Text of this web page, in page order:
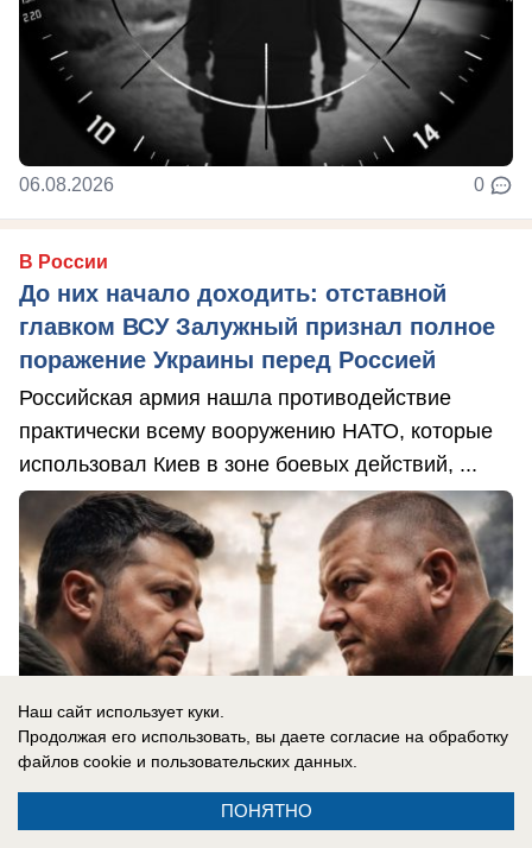
06.08.2026 0
В России
До них начало доходить: отставной
главком ВСУ Залужный признал полное
поражение Украины перед Россией
Российская армия нашла противодействие
практически всему вооружению НАТО, которые
использовал Киев в зоне боевых действий, ...
Наш сайт использует куки.
Продолжая его использовать, вы даете согласие на обработку
файлов cookie и пользовательских данных.
ПОНЯТНО